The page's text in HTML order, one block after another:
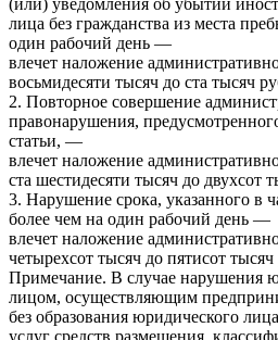
лица без гражданства из места
один рабочий день —
влечет наложение
восьмидесяти тысяч до ста тысяч
2. Повторное совершение
правонарушения,
статьи, —
влечет наложение
ста шестидесяти тысяч до двухсот
3. Нарушение срока, указанного в
более чем на один рабочий день —
влечет наложение
четырехсот тысяч до пятисот тысяч
Примечание. В случае нарушения
лицом, осуществляющим
без образования юридического
услуг средств размещения,